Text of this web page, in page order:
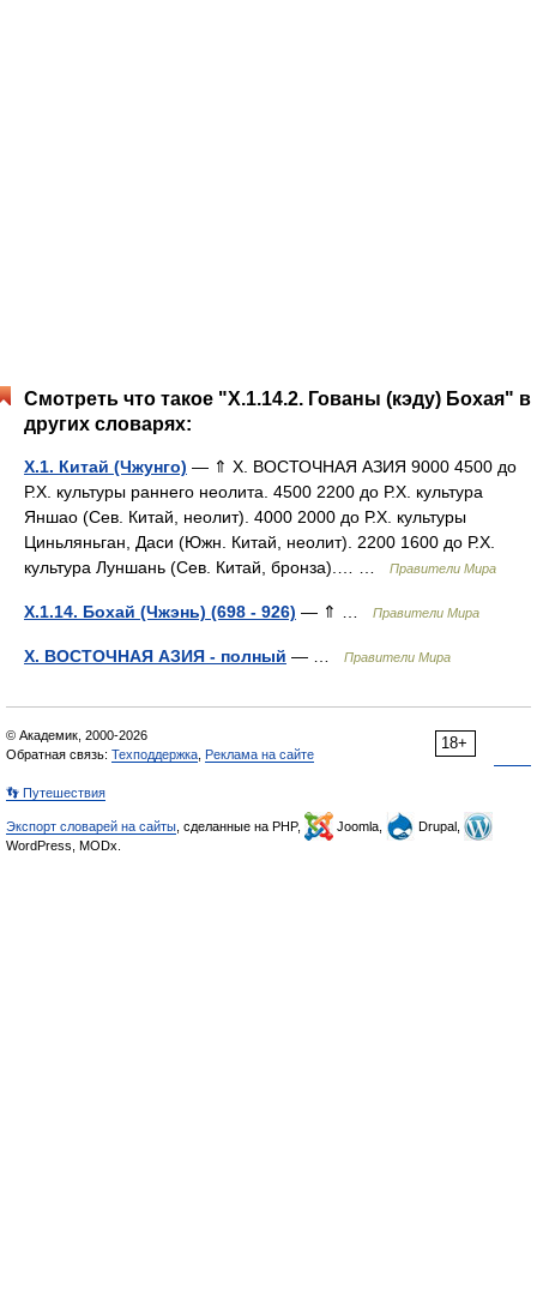
Смотреть что такое "X.1.14.2. Гованы (кэду) Бохая" в
других словарях:
X.1. Китай (Чжунго) — ⇑ X. ВОСТОЧНАЯ АЗИЯ 9000 4500 до
Р.Х. культуры раннего неолита. 4500 2200 до Р.Х. культура
Яншао (Сев. Китай, неолит). 4000 2000 до Р.Х. культуры
Циньляньган, Даси (Южн. Китай, неолит). 2200 1600 до Р.Х.
культура Луншань (Сев. Китай, бронза).… …
Правители Мира
X.1.14. Бохай (Чжэнь) (698 - 926) — ⇑ … Правители Мира
X. ВОСТОЧНАЯ АЗИЯ - полный — … Правители Мира
18+
© Академик, 2000-2026
Обратная связь: Техподдержка Реклама на сайте
👣 Путешествия
Экспорт словарей на сайты , сделанные на PHP, Joomla,
Drupal,
WordPress, MODx.